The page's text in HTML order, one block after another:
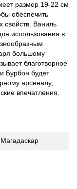
размер 19-22 см
обеспечить
свойств. Ваниль
использования в
большому
благотворное
Бурбон будет
арсеналу,
впечатления.
Магадаскар